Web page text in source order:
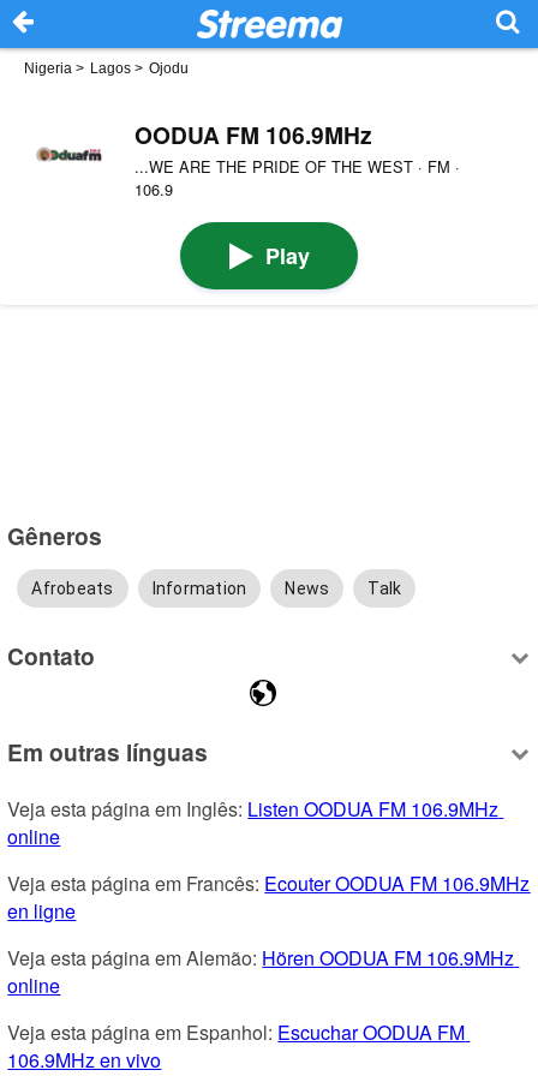
Nigeria > Lagos > Ojodu
OODUA FM 106.9MHz
...WE ARE THE PRIDE OF THE WEST · FM ·
106.9
Play
Gêneros
Afrobeats Information News Talk
Contato
Em outras línguas
Veja esta página em Inglês: Listen OODUA FM 106.9MHz
online
Veja esta página em Francês: Ecouter OODUA FM 106.9MHz
en ligne
Veja esta página em Alemão: Hören OODUA FM 106.9MHz
online
Veja esta página em Espanhol: Escuchar OODUA FM
106.9MHz en vivo